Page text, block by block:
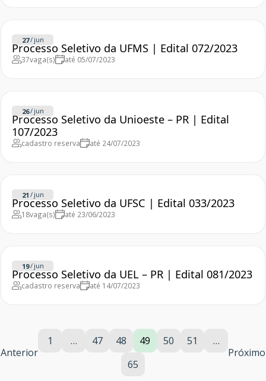
27/ jun
Processo Seletivo da UFMS | Edital 072/2023
37vaga(s) até 05/07/2023
26/ jun
Processo Seletivo da Unioeste – PR | Edital
107/2023
cadastro reserva até 24/07/2023
21 / jun
Processo Seletivo da UFSC | Edital 033/2023
18vaga(s) até 23/06/2023
19/ jun
Processo Seletivo da UEL – PR | Edital 081/2023
cadastro reserva até 14/07/2023
Anterior
1 … 47 48 49 50 51
…
65
Próximo